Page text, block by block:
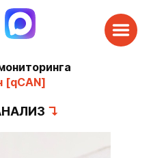
[qCAN]
↴